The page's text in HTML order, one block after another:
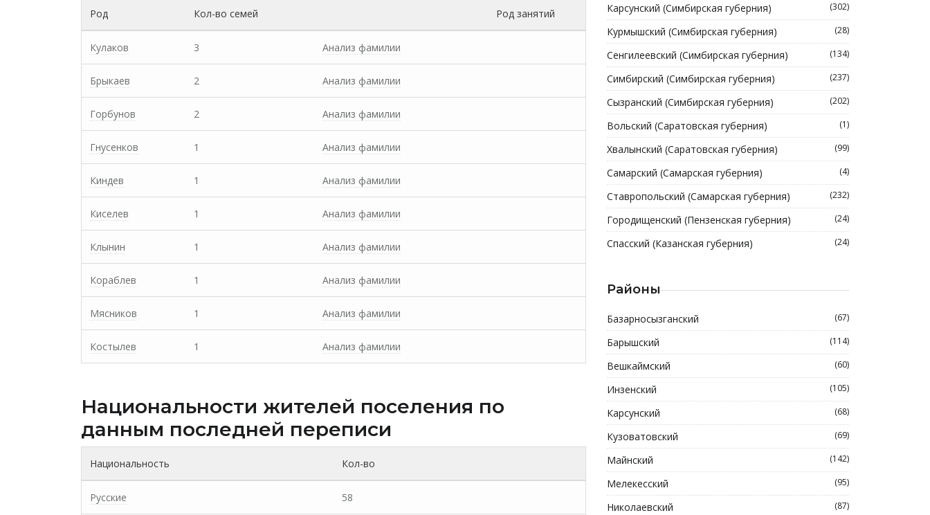
Род Кол-во семей Род занятий
Кулаков 3 Анализ фамилии
Брыкаев 2 Анализ фамилии
Горбунов 2 Анализ фамилии
Гнусенков 1 Анализ фамилии
Киндев 1 Анализ фамилии
Киселев 1 Анализ фамилии
Клынин 1 Анализ фамилии
Кораблев 1 Анализ фамилии
Мясников 1 Анализ фамилии
Костылев 1 Анализ фамилии
Национальности жителей поселения по
данным последней переписи
Национальность Кол-во
Русские 58
Карсунский (Симбирская губерния) (302)
Курмышский (Симбирская губерния) (28)
Сенгилеевский (Симбирская губерния) (134)
Симбирский (Симбирская губерния) (237)
Сызранский (Симбирская губерния) (202)
Вольский (Саратовская губерния) (1)
Хвалынский (Саратовская губерния) (99)
Самарский (Самарская губерния) (4)
Ставропольский (Самарская губерния) (232)
Городищенский (Пензенская губерния) (24)
Спасский (Казанская губерния) (24)
Районы
Базарносызганский (67)
Барышский (114)
Вешкаймский (60)
Инзенский (105)
Карсунский (68)
Кузоватовский (69)
Майнский (142)
Мелекесский (95)
Николаевский (87)